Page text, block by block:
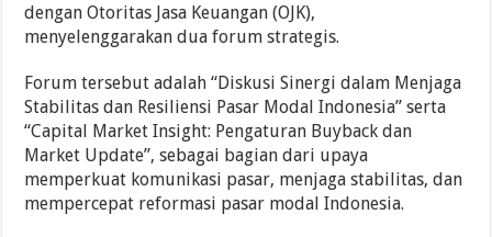
dengan Otoritas Jasa Keuangan (OJK),
menyelenggarakan dua forum strategis.
Forum tersebut adalah “Diskusi Sinergi dalam Menjaga
Stabilitas dan Resiliensi Pasar Modal Indonesia” serta
“Capital Market Insight: Pengaturan Buyback dan
Market Update”, sebagai bagian dari upaya
memperkuat komunikasi pasar, menjaga stabilitas, dan
mempercepat reformasi pasar modal Indonesia.